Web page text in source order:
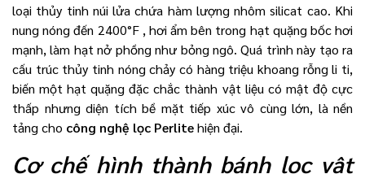
loại thủy tinh núi lửa chứa hàm lượng nhôm silicat cao. Khi
nung nóng đến 2400°F , hơi ẩm bên trong hạt quặng bốc hơi
mạnh, làm hạt nở phồng như bỏng ngô. Quá trình này tạo ra
cấu trúc thủy tinh nóng chảy có hàng triệu khoang rỗng li ti,
biến một hạt quặng đặc chắc thành vật liệu có mật độ cực
thấp nhưng diện tích bề mặt tiếp xúc vô cùng lớn, là nền
tảng cho công nghệ lọc Perlitehiện đại.
Cơ chế hình thành bánh lọc vật